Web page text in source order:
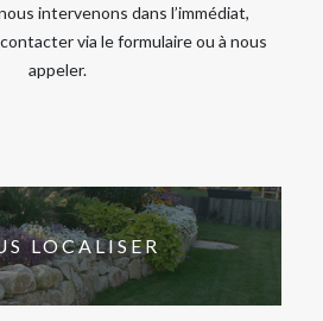
intervenons dans l’immédiat,
via le formulaire ou à nous
appeler.
LOCALISER